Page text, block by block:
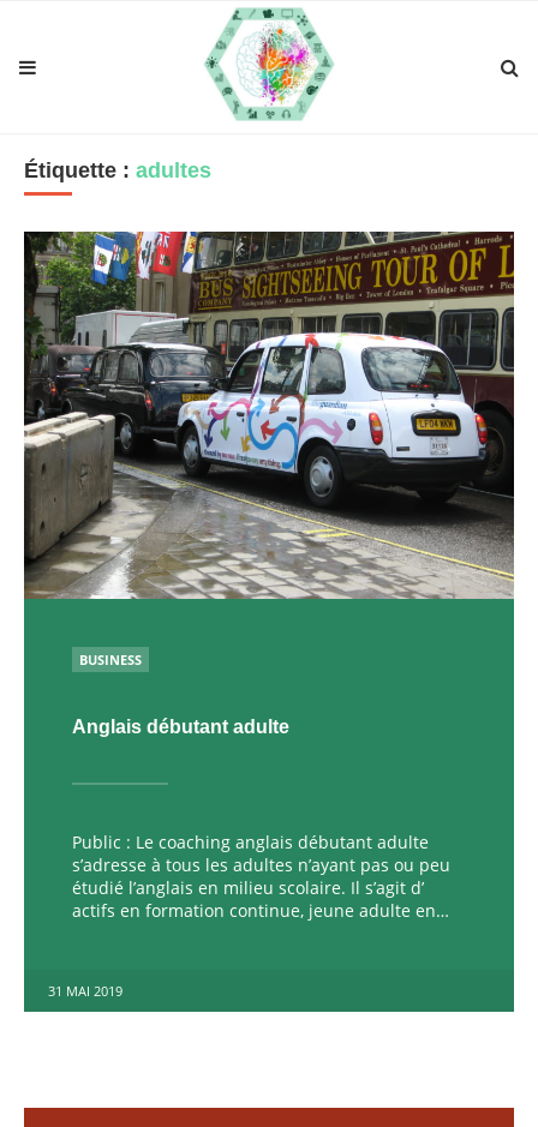
Étiquette : adultes
PUBLIÉ
BUSINESS
Anglais débutant adulte
Public : Le coaching anglais débutant adulte
s’adresse à tous les adultes n’ayant pas ou peu
étudié l’anglais en milieu scolaire. Il s’agit d’
actifs en formation continue, jeune adulte en…
31 MAI 2019